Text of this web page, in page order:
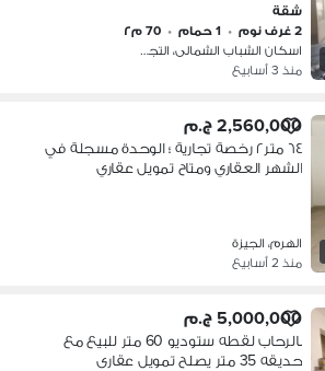
شقة
2 غرف نوم
• 1 حمام • 70 م٢
اسكان الشباب الشمالى، التجمع الاول
منذ 3 أسابيع
2,560,000 ج.م
٦٤ متر٢ رخصة تجارية ؛ الوحدة مسجلة في
الشهر العقاري ومتاح تمويل عقاري
الهرم، الجيزة
منذ 2 أسابيع
5,000,000 ج.م
بالرحاب لقطه ستوديو 60 متر للبيع مع
حديقه 35 متر يصلح تمويل عقارى